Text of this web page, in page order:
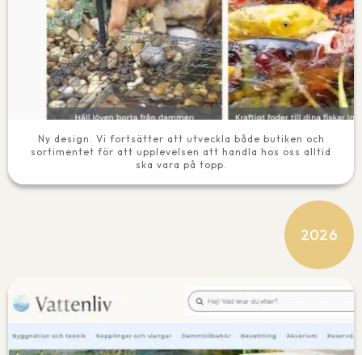
Ny design. Vi fortsätter att utveckla både butiken och
sortimentet för att upplevelsen att handla hos oss alltid
ska vara på topp.
2026